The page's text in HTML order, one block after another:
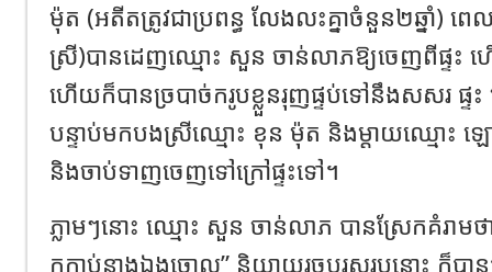
ម៉ុត (អតីតត្រូវជាប្រពន្ធ លែងលះគ្នាចំនួន២ឆ្នាំ) ពេល
ស្រី)បានដេញឈ្មោះ សួន ចាន់លាភឱ្យចេញពីផ្ទះ
ហើយក៏បានច្របាច់ករូបខ្លួនរុញផ្ទប់ទៅនឹងសសរ ផ្
បន្ទាប់មកបងស្រីឈ្មោះ ខុន ម៉ុត និងម្តាយឈ្មោះ
និងចាប់ទាញចេញទៅក្រៅផ្ទះទៅ។
ភ្លាមៗនោះ ឈ្មោះ សួន ចាន់លាភ បានស្រែកគំរា
កកាប់នាងឯងចោល” និយាយរួចបុរសរូបនោះ ក៏បា